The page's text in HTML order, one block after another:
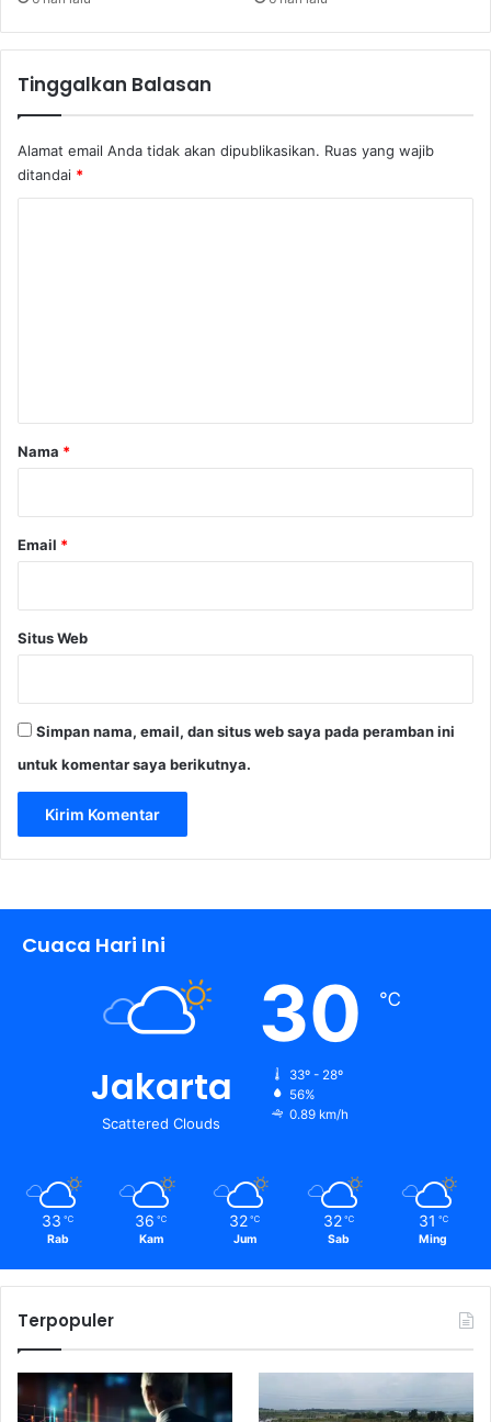
A
S
Tinggalkan Balasan
Alamat email Anda tidak akan dipublikasikan. Ruas yang wajib
ditandai *
r
Nama *
Email *
Situs Web
Simpan nama, email, dan situs web saya pada peramban ini
untuk komentar saya berikutnya.
Cuaca Hari Ini
Jakarta
Scattered Clouds
30 ℃
33º - 28º
56%
0.89 km/h
33 ℃
Rab
36 ℃
Kam
32 ℃
Jum
32 ℃
Sab
31 ℃
Ming
Terpopuler